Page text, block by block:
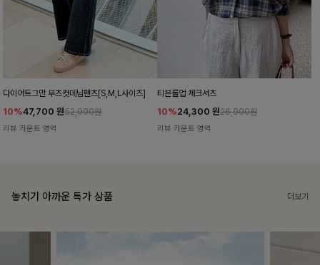
다이어트그만 부츠컷데님팬츠[S,M,L사이즈]
10%47,700 원52,900원
리뷰 카운트 영역
티븐롤업 체크셔츠
10%24,300 원26,900원
리뷰 카운트 영역
놓치기 아까운 특가 상품 더보기